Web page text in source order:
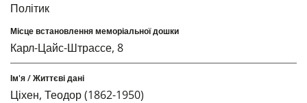
Політик
Карл-Цайс-Штрассе, 8
Ціхен, Теодор (1862-1950)